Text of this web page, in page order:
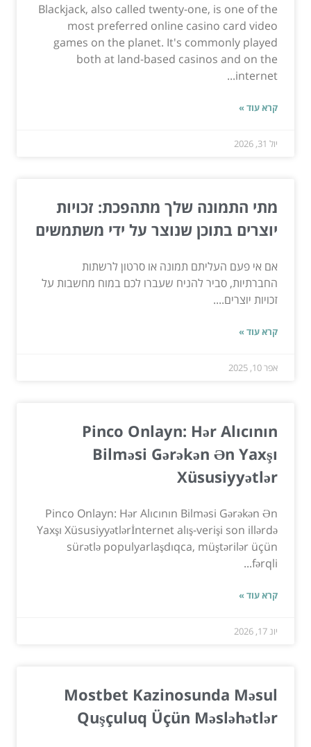
Blackjack, also called twenty-one, is one of the
most preferred online casino card video
games on the planet. It's commonly played
both at land-based casinos and on the
internet...
קרא עוד »
יול 31, 2026
מתי התמונה שלך מתהפכת: זכויות
יוצרים בתוכן שנוצר על ידי משתמשים
אם אי פעם העליתם תמונה או סרטון לרשתות
החברתיות, סביר להניח שעברו לכם במוח מחשבות על
זכויות יוצרים....
קרא עוד »
אפר 10, 2025
Pinco Onlayn: Hər Alıcının
Bilməsi Gərəkən Ən Yaxşı
Xüsusiyyətlər
Pinco Onlayn: Hər Alıcının Bilməsi Gərəkən Ən
Yaxşı Xüsusiyyətlərİnternet alış-verişi son illərdə
sürətlə populyarlaşdıqca, müştərilər üçün
fərqli...
קרא עוד »
יונ 17, 2026
Mostbet Kazinosunda Məsul
Quşçuluq Üçün Məsləhətlər